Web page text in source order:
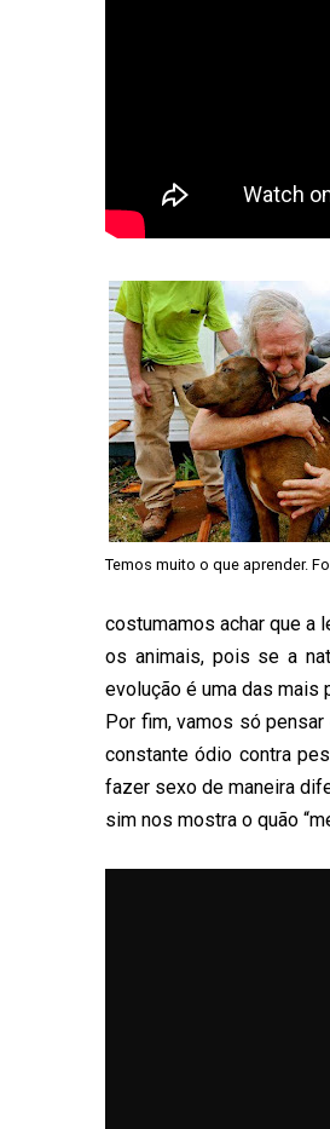
Temos muito o que aprender.
costumamos achar que a
os animais, pois se a
evolução é uma das mais
Por fim, vamos só
constante ódio contra
fazer sexo de maneira
sim nos mostra o quão